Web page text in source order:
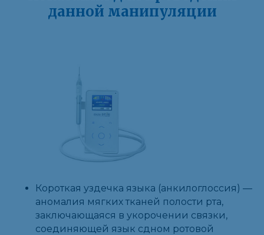
данной манипуляции
Короткая уздечка языка (анкилоглоссия) —
аномалия мягких тканей полости рта,
заключающаяся в укорочении связки,
соединяющей язык сдном ротовой